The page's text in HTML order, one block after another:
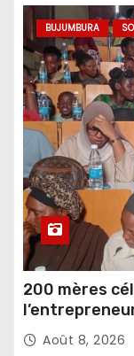
BUJUMBURA
200 mères
Umugiraneza
Août 8, 2026